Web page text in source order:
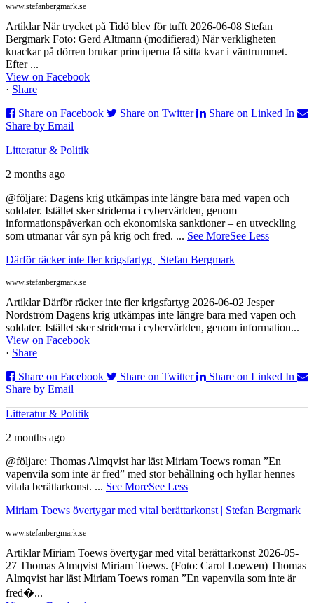
www.stefanbergmark.se
Artiklar När trycket på Tidö blev för tufft 2026-06-08 Stefan
Bergmark Foto: Gerd Altmann (modifierad) När verkligheten
knackar på dörren brukar principerna få sitta kvar i väntrummet.
Efter ...
View on Facebook
· Share
Share on Facebook
Share on Twitter
Share on Linked In
Share by Email
Litteratur & Politik
2 months ago
@följare: Dagens krig utkämpas inte längre bara med vapen och
soldater. Istället sker striderna i cybervärlden, genom
informationspåverkan och ekonomiska sanktioner – en utveckling
som utmanar vår syn på krig och fred. ... See MoreSee Less
Därför räcker inte fler krigsfartyg | Stefan Bergmark
www.stefanbergmark.se
Artiklar Därför räcker inte fler krigsfartyg 2026-06-02 Jesper
Nordström Dagens krig utkämpas inte längre bara med vapen och
soldater. Istället sker striderna i cybervärlden, genom information...
View on Facebook
· Share
Share on Facebook
Share on Twitter
Share on Linked In
Share by Email
Litteratur & Politik
2 months ago
@följare: Thomas Almqvist har läst Miriam Toews roman ”En
vapenvila som inte är fred” med stor behållning och hyllar hennes
vitala berättarkonst. ... See MoreSee Less
Miriam Toews övertygar med vital berättarkonst | Stefan Bergmark
www.stefanbergmark.se
Artiklar Miriam Toews övertygar med vital berättarkonst 2026-05-
27 Thomas Almqvist Miriam Toews. (Foto: Carol Loewen) Thomas
Almqvist har läst Miriam Toews roman ”En vapenvila som inte är
fred�...